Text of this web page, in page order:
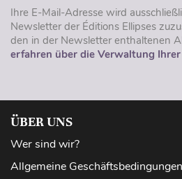
Ihre E-Mail-Adresse wird
Newsletter der Éditions Ellipses
den in der Newsletter enthaltenen
erfahren über die Verwaltung
ÜBER UNS
Wer sind wir?
Allgemeine Geschäftsbedingungen